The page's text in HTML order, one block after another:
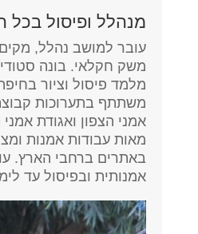
מנהלל ופיסול בכל
עובר למושב נהלל,
משק חקלאי. בונה
מלמד פיסול וציור
משתתף בתערוכות
אמני הצפון ואגודת
מאות עבודות אמנות
באתרים ברחבי הארץ.
אמנותית ובפיסול עד